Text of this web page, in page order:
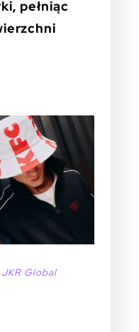
pełniąc
JKR Global